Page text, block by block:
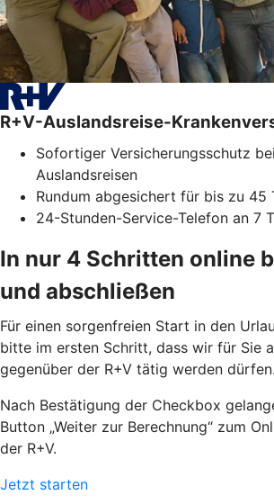
R+V-Auslandsreise-
Sofortiger Versicherungsschutz
Auslandsreisen
Rundum abgesichert für bis zu 45
24-Stunden-Service-Telefon an 7
In nur 4 Schritten online
und abschließen
Für einen sorgenfreien Start in den
bitte im ersten Schritt, dass wir für Sie
gegenüber der R+V tätig werden dürfen.
Nach Bestätigung der Checkbox
Button „Weiter zur Berechnung“ zum
der R+V.
Jetzt starten